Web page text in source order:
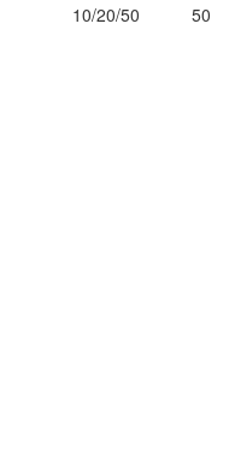
10/20/50 50